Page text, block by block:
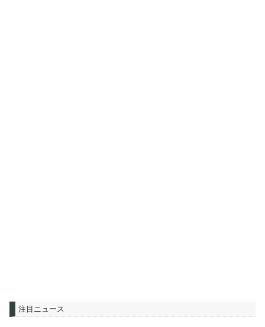
注目ニュース